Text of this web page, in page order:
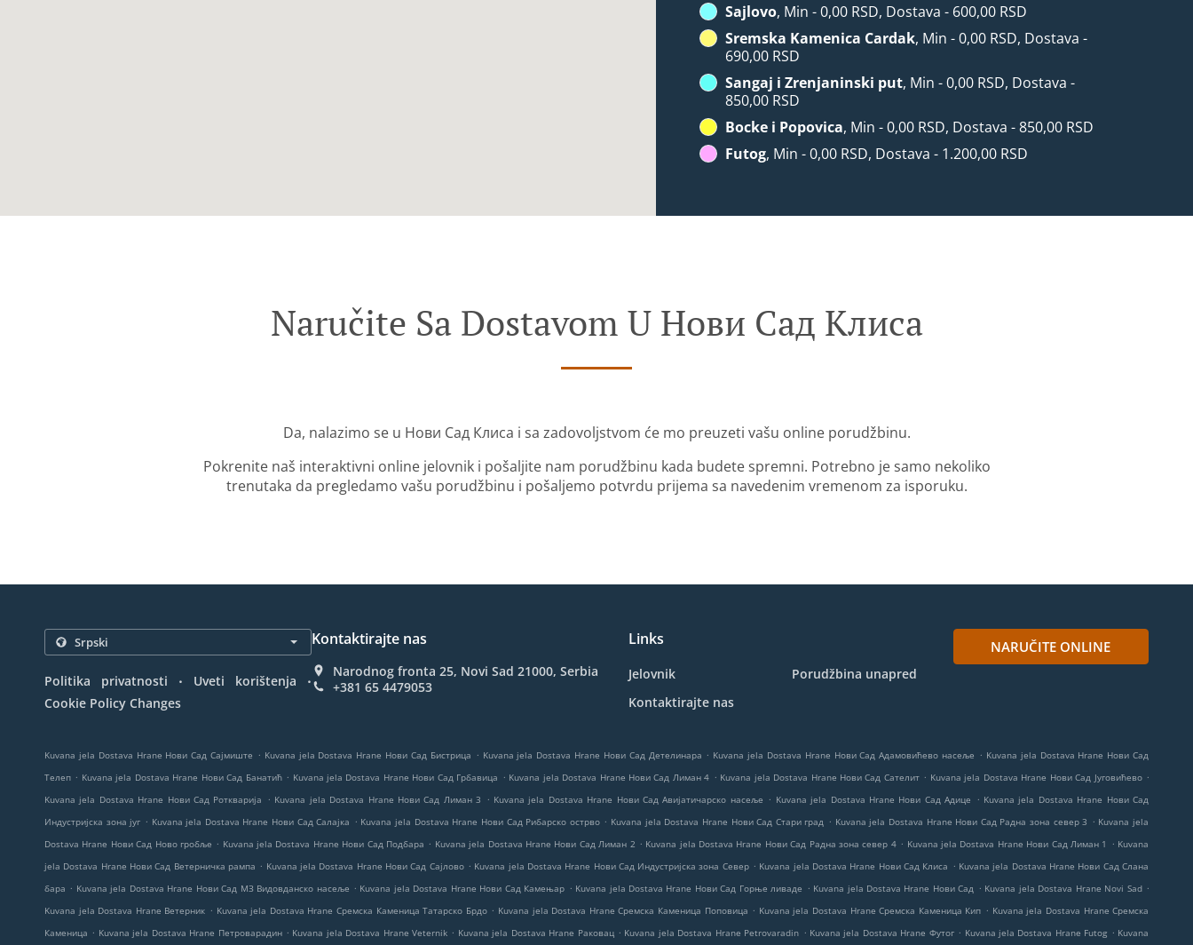
Sajlovo, Min - 0,00 RSD, Dostava - 600,00 RSD
Sremska Kamenica Cardak, Min - 0,00 RSD, Dostava -
690,00 RSD
Sangaj i Zrenjaninski put, Min - 0,00 RSD, Dostava -
850,00 RSD
Bocke i Popovica, Min - 0,00 RSD, Dostava - 850,00 RSD
Futog, Min - 0,00 RSD, Dostava - 1.200,00 RSD
Naručite Sa Dostavom U Нови Сад Клиса
Da, nalazimo se u Нови Сад Клиса i sa zadovoljstvom će mo preuzeti vašu online porudžbinu.
Pokrenite naš interaktivni online jelovnik i pošaljite nam porudžbinu kada budete spremni. Potrebno je samo nekoliko
trenutaka da pregledamo vašu porudžbinu i pošaljemo potvrdu prijema sa navedenim vremenom za isporuku.
Politika privatnosti . Uveti korištenja .
Cookie Policy Changes
Kontaktirajte nas
Narodnog fronta 25, Novi Sad 21000, Serbia
+381 65 4479053
Links
Jelovnik
Porudžbina unapred
Kontaktirajte nas
NARUČITE ONLINE
Kuvana jela Dostava Hrane Нови Сад Сајмиште . Kuvana jela Dostava Hrane Нови Сад Бистрица . Kuvana jela Dostava Hrane Нови Сад Детелинара . Kuvana jela Dostava Hrane Нови Сад Адамовићево насеље . Kuvana jela Dostava Hrane Нови Сад
Телеп . Kuvana jela Dostava Hrane Нови Сад Банатић . Kuvana jela Dostava Hrane Нови Сад Грбавица . Kuvana jela Dostava Hrane Нови Сад Лиман 4 . Kuvana jela Dostava Hrane Нови Сад Сателит . Kuvana jela Dostava Hrane Нови Сад Југовићево .
Kuvana jela Dostava Hrane Нови Сад Роткварија
. Kuvana jela Dostava Hrane Нови Сад Лиман 3 . Kuvana jela Dostava Hrane Нови Сад Авијатичарско насеље . Kuvana jela Dostava Hrane Нови Сад Адице . Kuvana jela Dostava Hrane Нови Сад
Индустријска зона југ . Kuvana jela Dostava Hrane Нови Сад Салајка . Kuvana jela Dostava Hrane Нови Сад Рибарско острво . Kuvana jela Dostava Hrane Нови Сад Стари град . Kuvana jela Dostava Hrane Нови Сад Радна зона север 3 . Kuvana jela
Dostava Hrane Нови Сад Ново гробље . Kuvana jela Dostava Hrane Нови Сад Подбара . Kuvana jela Dostava Hrane Нови Сад Лиман 2 . Kuvana jela Dostava Hrane Нови Сад Радна зона север 4 . Kuvana jela Dostava Hrane Нови Сад Лиман 1 . Kuvana
jela Dostava Hrane Нови Сад Ветерничка рампа . Kuvana jela Dostava Hrane Нови Сад Сајлово . Kuvana jela Dostava Hrane Нови Сад Индустријска зона Север . Kuvana jela Dostava Hrane Нови Сад Клиса . Kuvana jela Dostava Hrane Нови Сад Слана
бара . Kuvana jela Dostava Hrane Нови Сад МЗ Видовданско насеље . Kuvana jela Dostava Hrane Нови Сад Камењар . Kuvana jela Dostava Hrane Нови Сад Горње ливаде . Kuvana jela Dostava Hrane Нови Сад . Kuvana jela Dostava Hrane Novi Sad .
Kuvana jela Dostava Hrane Ветерник . Kuvana jela Dostava Hrane Сремска Каменица Татарско Брдо . Kuvana jela Dostava Hrane Сремска Каменица Поповица . Kuvana jela Dostava Hrane Сремска Каменица Кип . Kuvana jela Dostava Hrane Сремска
Каменица . Kuvana jela Dostava Hrane Петроварадин . Kuvana jela Dostava Hrane Veternik . Kuvana jela Dostava Hrane Раковац . Kuvana jela Dostava Hrane Petrovaradin . Kuvana jela Dostava Hrane Футог . Kuvana jela Dostava Hrane Futog . Kuvana